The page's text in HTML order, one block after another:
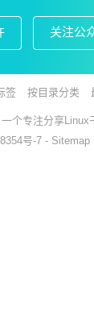
关注公
签 按目录分类
个专注分享Linux
号-7 - Sitemap